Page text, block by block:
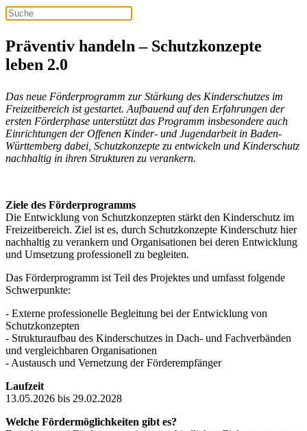
Präventiv handeln – Schutzkonzepte
leben 2.0
Das neue Förderprogramm zur Stärkung des Kinderschutzes im
Freizeitbereich ist gestartet. Aufbauend auf den Erfahrungen der
ersten Förderphase unterstützt das Programm insbesondere auch
Einrichtungen der Offenen Kinder- und Jugendarbeit in Baden-
Württemberg dabei, Schutzkonzepte zu entwickeln und Kinderschutz
nachhaltig in ihren Strukturen zu verankern.
Ziele des Förderprogramms
Die Entwicklung von Schutzkonzepten stärkt den Kinderschutz im
Freizeitbereich. Ziel ist es, durch Schutzkonzepte Kinderschutz hier
nachhaltig zu verankern und Organisationen bei deren Entwicklung
und Umsetzung professionell zu begleiten.
Das Förderprogramm ist Teil des Projektes und umfasst folgende
Schwerpunkte:
- Externe professionelle Begleitung bei der Entwicklung von
Schutzkonzepten
- Strukturaufbau des Kinderschutzes in Dach- und Fachverbänden
und vergleichbaren Organisationen
- Austausch und Vernetzung der Förderempfänger
Laufzeit
13.05.2026 bis 29.02.2028
Welche Fördermöglichkeiten gibt es?